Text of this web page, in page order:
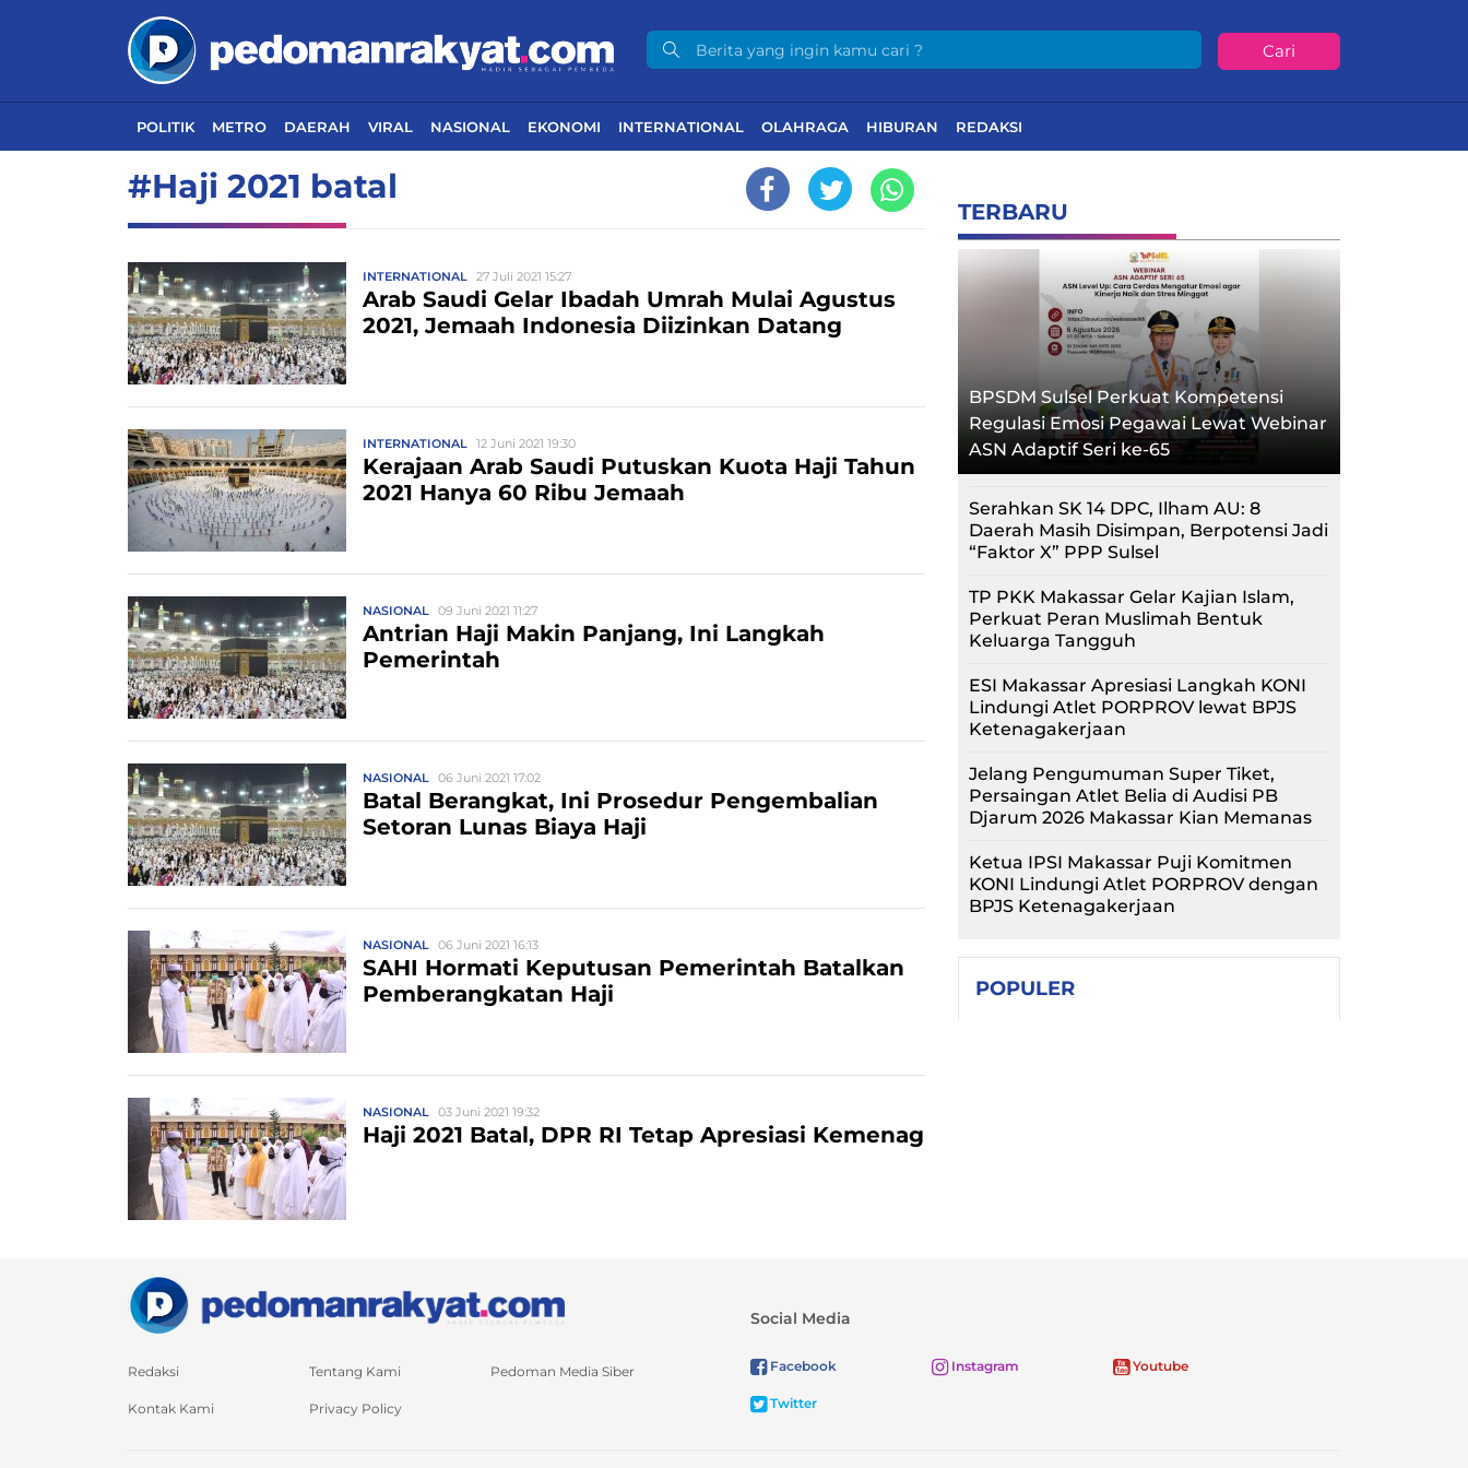
Cari
POLITIK METRO DAERAH VIRAL NASIONAL EKONOMI INTERNATIONAL OLAHRAGA HIBURAN REDAKSI
#Haji 2021 batal
INTERNATIONAL 27 Juli 2021 15:27
Arab Saudi Gelar Ibadah Umrah Mulai Agustus
2021, Jemaah Indonesia Diizinkan Datang
INTERNATIONAL 12 Juni 2021 19:30
Kerajaan Arab Saudi Putuskan Kuota Haji Tahun
2021 Hanya 60 Ribu Jemaah
NASIONAL 09 Juni 2021 11:27
Antrian Haji Makin Panjang, Ini Langkah
Pemerintah
NASIONAL 06 Juni 2021 17:02
Batal Berangkat, Ini Prosedur Pengembalian
Setoran Lunas Biaya Haji
NASIONAL 06 Juni 2021 16:13
SAHI Hormati Keputusan Pemerintah Batalkan
Pemberangkatan Haji
NASIONAL 03 Juni 2021 19:32
Haji 2021 Batal, DPR RI Tetap Apresiasi Kemenag
TERBARU
BPSDM Sulsel Perkuat Kompetensi
Regulasi Emosi Pegawai Lewat Webinar
ASN Adaptif Seri ke-65
Serahkan SK 14 DPC, Ilham AU: 8
Daerah Masih Disimpan, Berpotensi Jadi
“Faktor X” PPP Sulsel
TP PKK Makassar Gelar Kajian Islam,
Perkuat Peran Muslimah Bentuk
Keluarga Tangguh
ESI Makassar Apresiasi Langkah KONI
Lindungi Atlet PORPROV lewat BPJS
Ketenagakerjaan
Jelang Pengumuman Super Tiket,
Persaingan Atlet Belia di Audisi PB
Djarum 2026 Makassar Kian Memanas
Ketua IPSI Makassar Puji Komitmen
KONI Lindungi Atlet PORPROV dengan
BPJS Ketenagakerjaan
POPULER
Redaksi Tentang Kami Pedoman Media Siber
Kontak Kami Privacy Policy
Social Media
Facebook Instagram Youtube
Twitter